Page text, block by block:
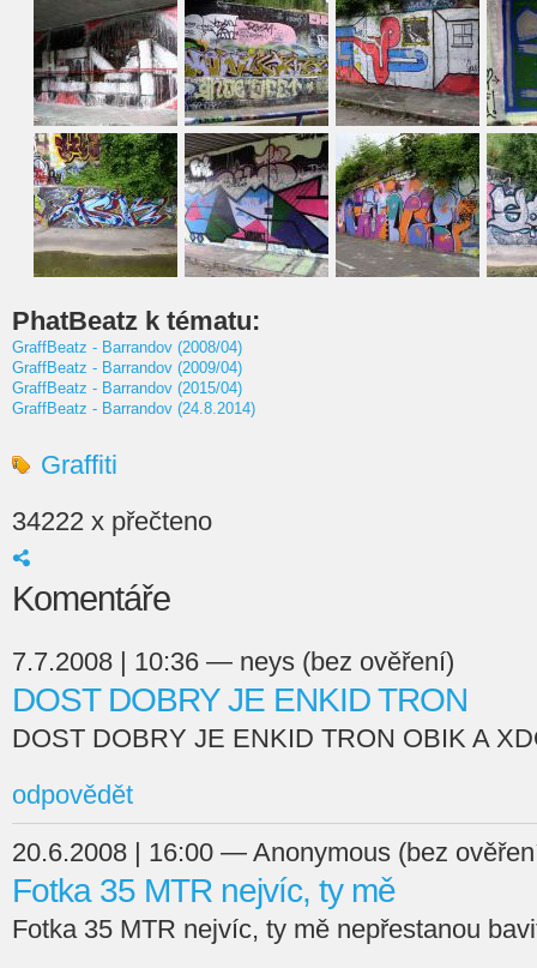
PhatBeatz k tématu:
GraffBeatz - Barrandov (2008/04)
GraffBeatz - Barrandov (2009/04)
GraffBeatz - Barrandov (2015/04)
GraffBeatz - Barrandov (24.8.2014)
Graffiti
34222 x přečteno
Komentáře
7.7.2008 | 10:36 — neys (bez ověření)
DOST DOBRY JE ENKID TRON
DOST DOBRY JE ENKID TRON OBIK A
odpovědět
20.6.2008 | 16:00 — Anonymous (bez
Fotka 35 MTR nejvíc, ty mě
Fotka 35 MTR nejvíc, ty mě nepřestanou